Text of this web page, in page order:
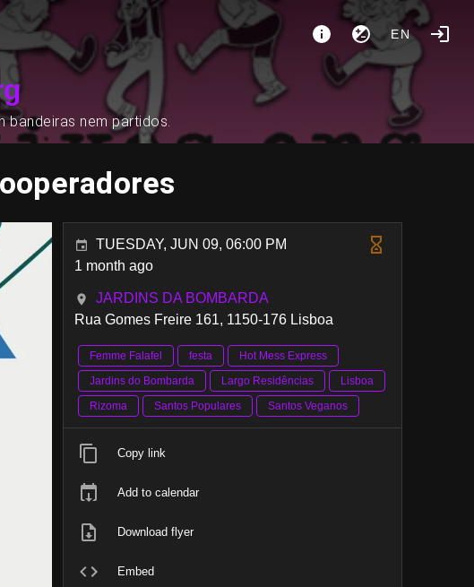
EN
bandeiras nem partidos.
TUESDAY, JUN 09, 06:00 PM
1 month ago
JARDINS DA BOMBARDA
Rua Gomes Freire 161, 1150-176 Lisboa
Femme Falafel festa
Hot Mess Express
Jardins do Bombarda
Largo Residências
Lisboa
Rizoma
Santos Populares Santos Veganos
Copy link
Add to calendar
Download flyer
Embed